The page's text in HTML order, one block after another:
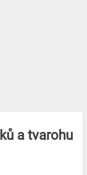
a tvarohu